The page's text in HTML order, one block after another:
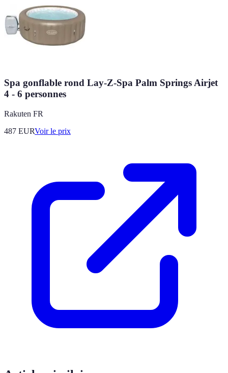
Spa gonflable rond Lay-Z-Spa Palm Springs Airjet
4 - 6 personnes
Rakuten FR
487 EURVoir le prix